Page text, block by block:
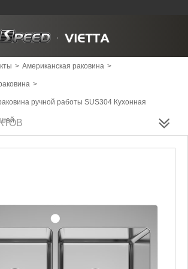
> Американская раковина >
>
ручной работы SUS304 Кухонная